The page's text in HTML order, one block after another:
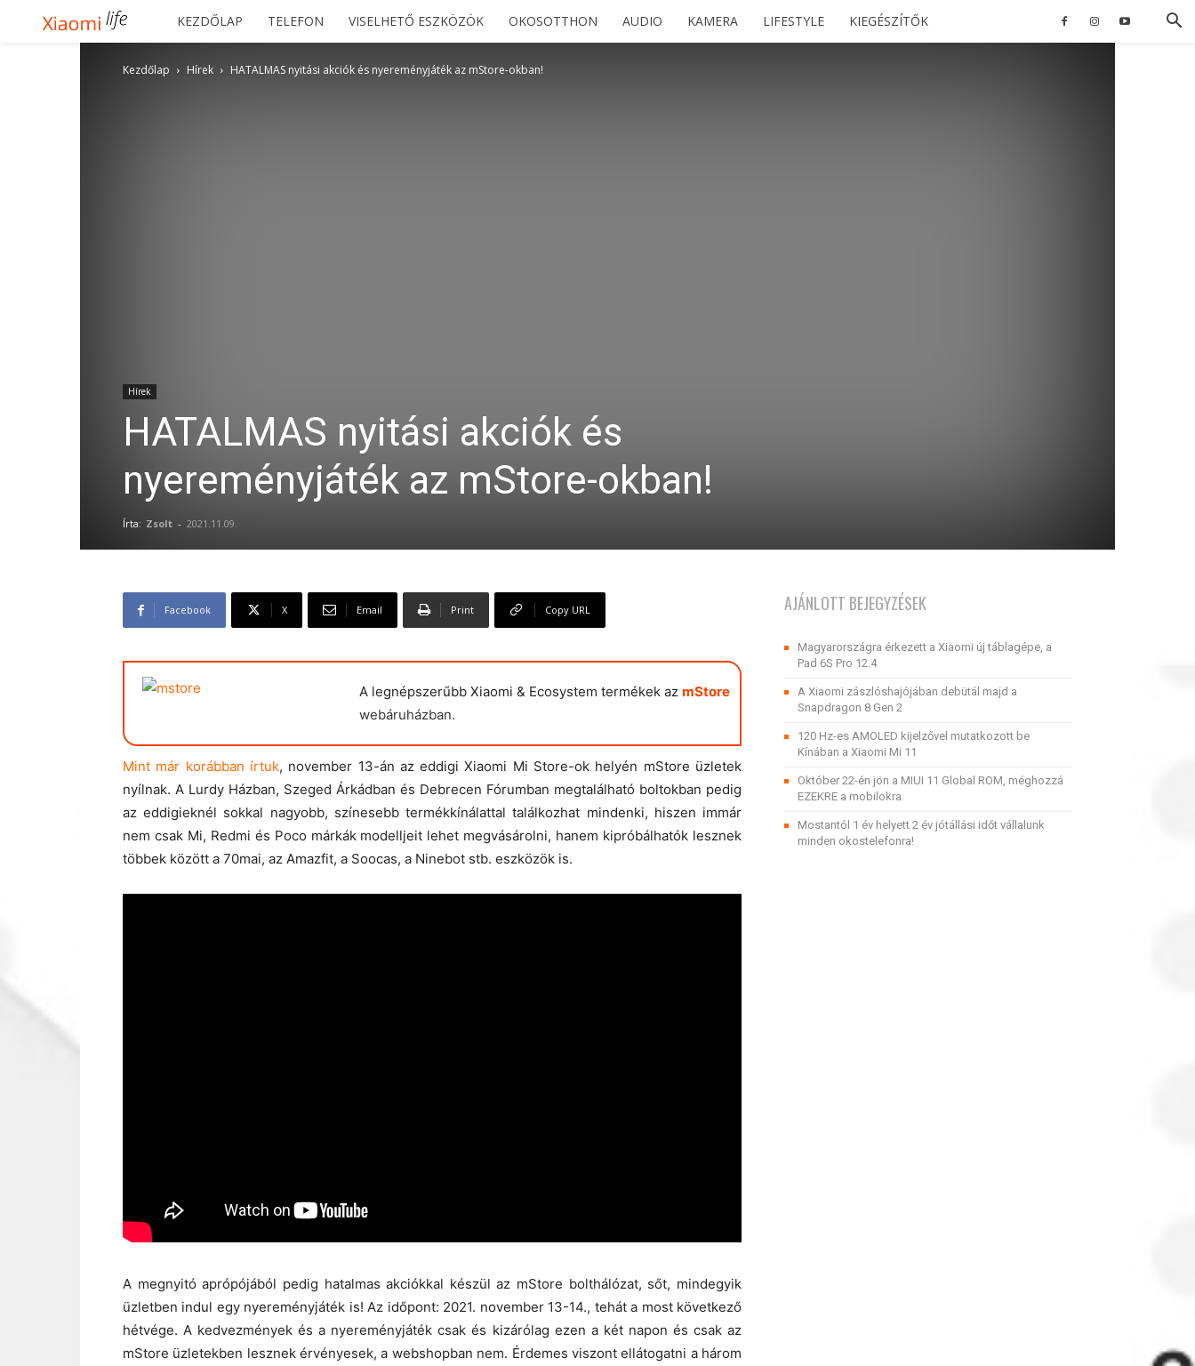
Xiaomilife
KEZDŐLAP TELEFON VISELHETŐ ESZKÖZÖK OKOSOTTHON AUDIO KAMERA LIFESTYLE KIEGÉSZÍTŐK
Kezdőlap Hírek HATALMAS nyitási akciók és nyereményjáték az mStore-okban!
Hírek
HATALMAS nyitási akciók és
nyereményjáték az mStore-okban!
Írta: Zsolt - 2021.11.09.
Facebook X Email Print Copy URL
A legnépszerűbb Xiaomi & Ecosystem termékek az mStore
webáruházban.
Mint már korábban írtuk, november 13-án az eddigi Xiaomi Mi Store-ok helyén mStore üzletek
nyílnak. A Lurdy Házban, Szeged Árkádban és Debrecen Fórumban megtalálható boltokban pedig
az eddigieknél sokkal nagyobb, színesebb termékkínálattal találkozhat mindenki, hiszen immár
nem csak Mi, Redmi és Poco márkák modelljeit lehet megvásárolni, hanem kipróbálhatók lesznek
többek között a 70mai, az Amazfit, a Soocas, a Ninebot stb. eszközök is.
A megnyitó aprópójából pedig hatalmas akciókkal készül az mStore bolthálózat, sőt, mindegyik
üzletben indul egy nyereményjáték is! Az időpont: 2021. november 13-14., tehát a most következő
hétvége. A kedvezmények és a nyereményjáték csak és kizárólag ezen a két napon és csak az
mStore üzletekben lesznek érvényesek, a webshopban nem. Érdemes viszont ellátogatni a három
AJÁNLOTT BEJEGYZÉSEK
Magyarországra érkezett a Xiaomi új táblagépe, a
Pad 6S Pro 12.4
A Xiaomi zászlóshajójában debütál majd a
Snapdragon 8 Gen 2
120 Hz-es AMOLED kijelzővel mutatkozott be
Kínában a Xiaomi Mi 11
Október 22-én jön a MIUI 11 Global ROM, méghozzá
EZEKRE a mobilokra
Mostantól 1 év helyett 2 év jótállási időt vállalunk
minden okostelefonra!